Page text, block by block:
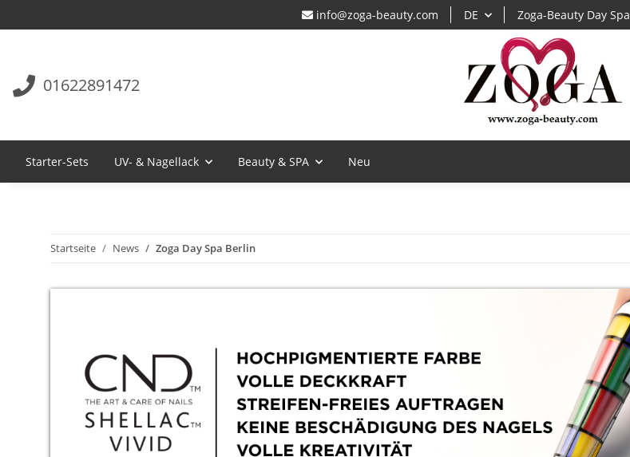
info@zoga-beauty.com DE Zoga-Beauty Day Spa
01622891472
Starter-Sets UV- & Nagellack Beauty & SPA Neu
Startseite News Zoga Day Spa Berlin